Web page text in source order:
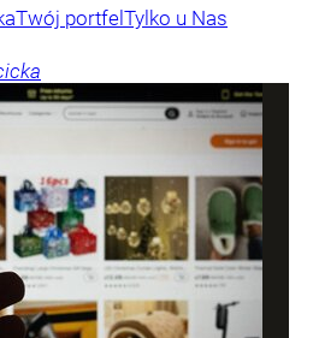
Twój portfelTylko u Nas